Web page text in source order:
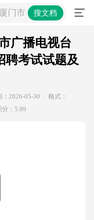
门市广播电视台（融
搜文档
广播电视台
聘考试试题及
：2026-05-30
格式：
分：5.99